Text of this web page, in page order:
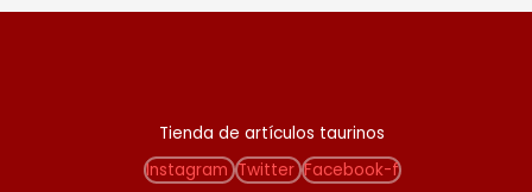
Tienda de artículos taurinos
Instagram Twitter Facebook-f